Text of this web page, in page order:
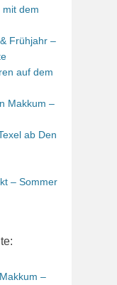
mit dem
Frühjahr –
auf dem
Makkum –
ab Den
– Sommer
–